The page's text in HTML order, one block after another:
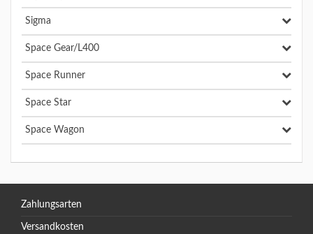
Sigma
Space Gear/L400
Space Runner
Space Star
Space Wagon
Zahlungsarten
Versandkosten